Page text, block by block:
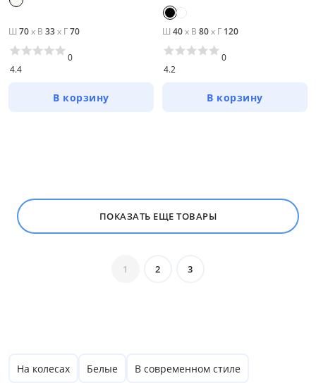
Ш 70x В 33x Г70
4.4
0
В корзину
Ш 40x В 80x Г 120
4.2
0
В корзину
ПОКАЗАТЬ ЕЩЕ ТОВАРЫ
1 2 3
На колесах Белые В современном стиле